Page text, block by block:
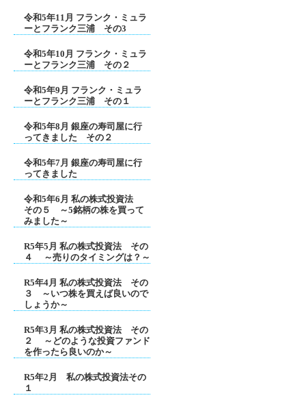
令和5年11月 フランク・ミュラ
ーとフランク三浦 その3
令和5年10月 フランク・ミュラ
ーとフランク三浦 その２
令和5年9月 フランク・ミュラ
ーとフランク三浦 その１
令和5年8月 銀座の寿司屋に行
ってきました その２
令和5年7月 銀座の寿司屋に行
ってきました
令和5年6月 私の株式投資法
その５ ～5銘柄の株を買って
みました～
R5年5月 私の株式投資法 その
４ ～売りのタイミングは？～
R5年4月 私の株式投資法 その
３ ～いつ株を買えば良いので
しょうか～
R5年3月 私の株式投資法 その
２ ～どのような投資ファンド
を作ったら良いのか～
R5年2月 私の株式投資法その
１